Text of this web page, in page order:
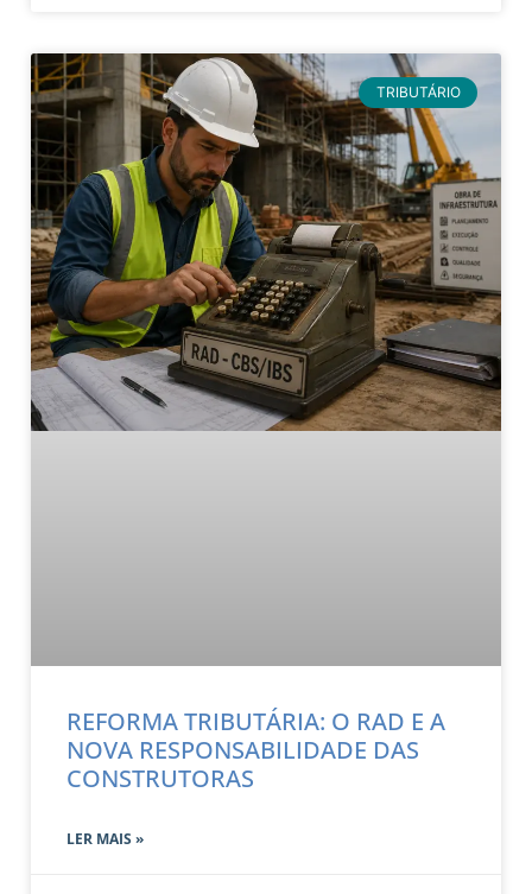
TRIBUTÁRIO
REFORMA TRIBUTÁRIA: O RAD E A
NOVA RESPONSABILIDADE DAS
CONSTRUTORAS
LER MAIS »